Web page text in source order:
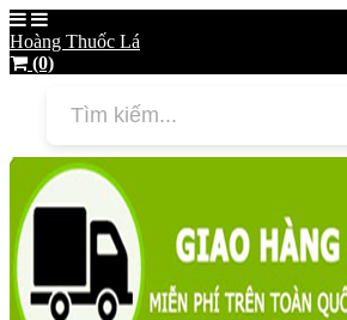
Hoàng Thuốc Lá
(0)